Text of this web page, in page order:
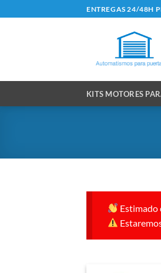
al
ENTREGAS 24/48H
KITS MOTORES
Estimado